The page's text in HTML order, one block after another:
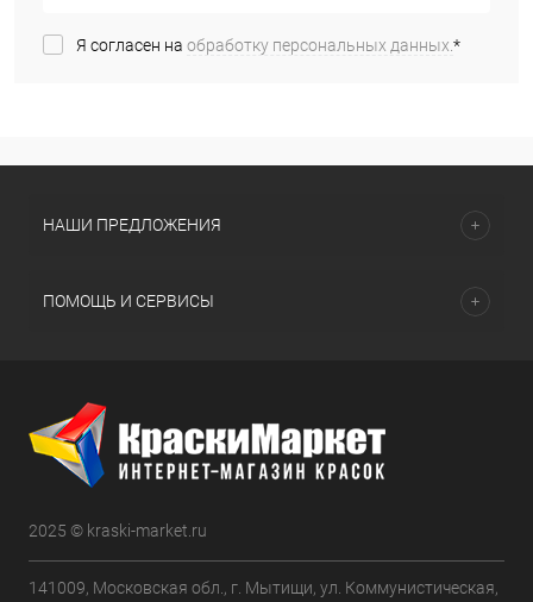
Я согласен на обработку персональных данных.*
НАШИ ПРЕДЛОЖЕНИЯ
ПОМОЩЬ И СЕРВИСЫ
2025 © kraski-market.ru
141009, Московская обл., г. Мытищи, ул. Коммунистическая,